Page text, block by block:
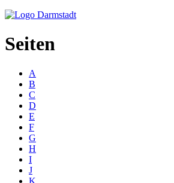
Seiten
A
B
C
D
E
F
G
H
I
J
K